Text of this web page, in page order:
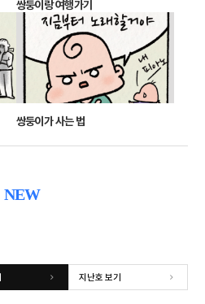
쌍둥이랑 여행가기
쌍둥이가 사는 법
NEW
지난호 보기